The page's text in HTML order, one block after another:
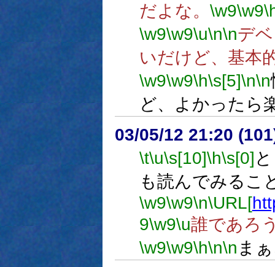
だよな。 \w9\w9
\w9\w9\u\n\nデ
いだけど、基本
\w9\w9\h\s[5]\n\n
ど、よかったら
03/05/12 21:20
\t\u\s[10]\h\s[0]
も読んでみるこ
\w9\w9\n\URL[
9\w9\u誰であろ
\w9\w9\h\n\n ま